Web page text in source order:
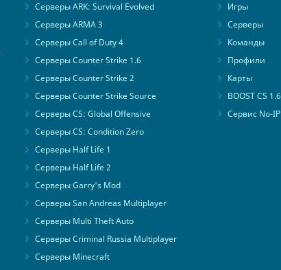
Серверы ARK: Survival Evolved
Серверы ARMA 3
Серверы Call of Duty 4
Серверы Counter Strike 1.6
Серверы Counter Strike 2
Серверы Counter Strike Source
Серверы CS: Global Offensive
Серверы CS: Condition Zero
Серверы Half Life 1
Серверы Half Life 2
Серверы Garry's Mod
Серверы San Andreas Multiplayer
Серверы Multi Theft Auto
Серверы Criminal Russia Multiplayer
Серверы Minecraft
Игры
Серверы
Команды
Профили
Карты
BOOST CS 1.6
Сервис No-IP